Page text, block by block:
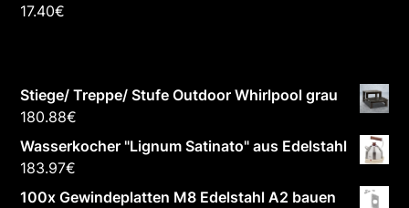
17.40€
Stiege/ Treppe/ Stufe Outdoor Whirlpool grau
180.88€
Wasserkocher "Lignum Satinato" aus Edelstahl
183.97€
100x Gewindeplatten M8 Edelstahl A2 bauen